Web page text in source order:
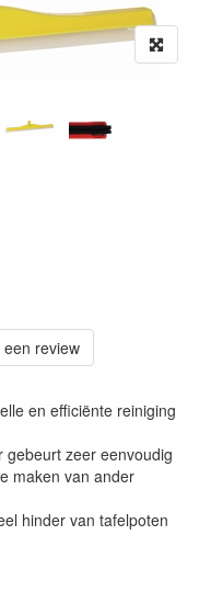
een review
en efficiënte reiniging
gebeurt zeer eenvoudig
maken van ander
hinder van tafelpoten